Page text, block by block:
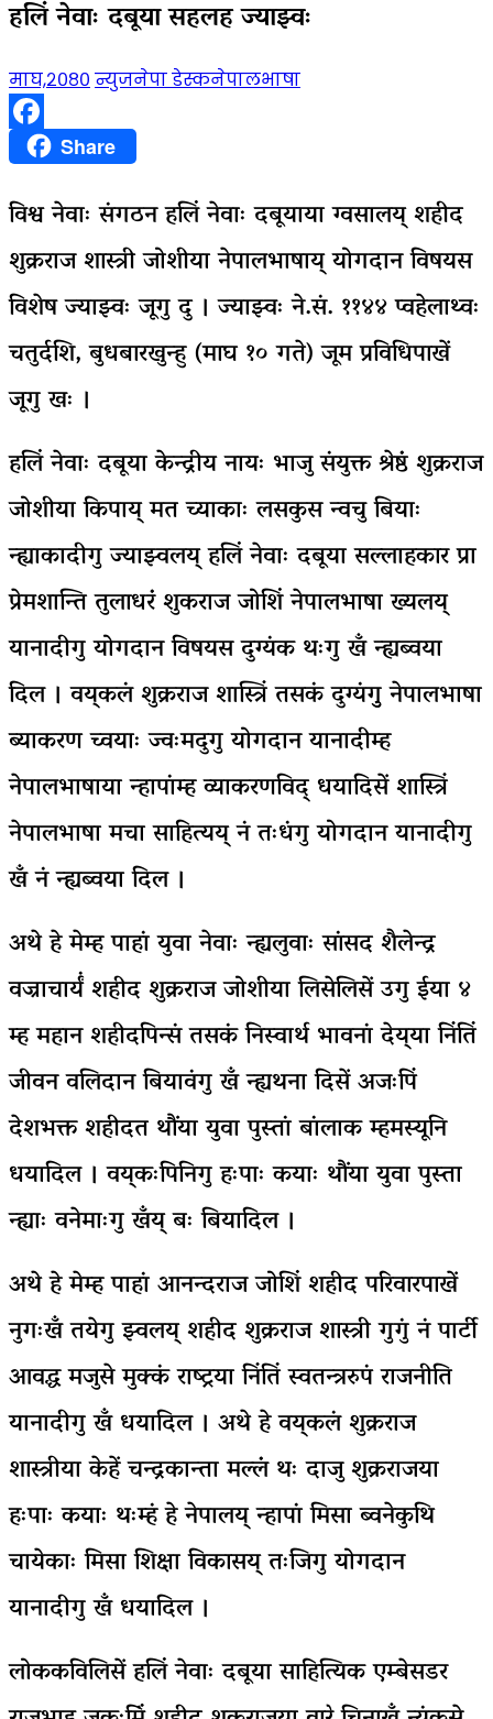
हलिं नेवाः दबूया सहलह ज्याझ्वः
माघ,२०८० न्युजनेपा डेस्कनेपालभाषा
FacebookShare
विश्व नेवाः संगठन हलिं नेवाः दबूयाया ग्वसालय् शहीद
शुक्रराज शास्त्री जोशीया नेपालभाषाय् योगदान विषयस
विशेष ज्याझ्वः जूगु दु । ज्याझ्वः ने.सं. ११४४ प्वहेलाथ्वः
चतुर्दशि, बुधबारखुन्हु (माघ १० गते) जूम प्रविधिपाखें
जूगु खः ।
हलिं नेवाः दबूया केन्द्रीय नायः भाजु संयुक्त श्रेष्ठंं शुक्रराज
जोशीया किपाय् मत च्याकाः लसकुस न्वचु बियाः
न्ह्याकादीगु ज्याझ्वलय् हलिं नेवाः दबूया सल्लाहकार प्रा
प्रेमशान्ति तुलाधरंं शुकराज जोशिं नेपालभाषा ख्यलय्
यानादीगु योगदान विषयस दुग्यंक थःगु खँ न्ह्यब्वया
दिल । वय्‌कलं शुक्रराज शास्त्रिं तसकं दुग्यंगुु नेपालभाषा
ब्याकरण च्वयाः ज्वःमदुगु योगदान यानादीम्ह
नेपालभाषाया न्हापांम्ह व्याकरणविद् धयादिसें शास्त्रिं
नेपालभाषा मचा साहित्यय् नं तःधंगु योगदान यानादीगु
खँ नं न्ह्यब्वया दिल ।
अथे हे मेम्ह पाहां युवा नेवाः न्ह्यलुवाः सांसद शैलेन्द्र
वज्राचार्यंं शहीद शुक्रराज जोशीया लिसेलिसें उगु ईया ४
म्ह महान शहीदपिन्सं तसकं निस्वार्थ भावनां देय्‌या निंतिं
जीवन वलिदान बियावंगु खँ न्ह्यथना दिसें अजःपिं
देशभक्त शहीदत थौंया युवा पुस्तां बांलाक म्हमस्यूनि
धयादिल । वय्‌कःपिनिगु हःपाः कयाः थौंया युवा पुस्ता
न्ह्याः वनेमाःगु खँय् बः बियादिल ।
अथे हे मेम्ह पाहां आनन्दराज जोशिं शहीद परिवारपाखें
नुगःखँ तयेगु झ्वलय् शहीद शुक्रराज शास्त्री गुगुं नं पार्टी
आवद्ध मजुसे मुक्कं राष्ट्रया निंतिं स्वतन्त्ररुपं राजनीति
यानादीगु खँ धयादिल । अथे हे वय्‌कलं शुक्रराज
शास्त्रीया केहें चन्द्रकान्ता मल्लंं थः दाजु शुक्रराजया
हःपाः कयाः थःम्हं हे नेपालय् न्हापां मिसा ब्वनेकुथि
चायेकाः मिसा शिक्षा विकासय् तःजिगु योगदान
यानादीगु खँ धयादिल ।
लोककविलिसें हलिं नेवाः दबूया साहित्यिक एम्बेसडर